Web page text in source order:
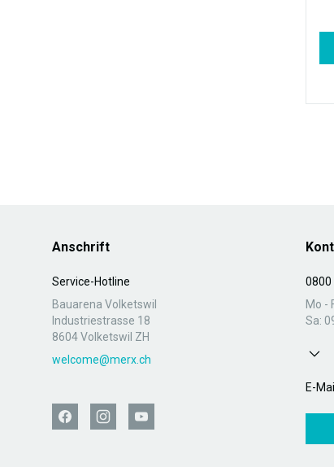
Anschrift
Service-Hotline
Bauarena Volketswil
Industriestrasse 18
8604 Volketswil ZH
welcome@merx.ch
0800
Mo -
Sa:
E-